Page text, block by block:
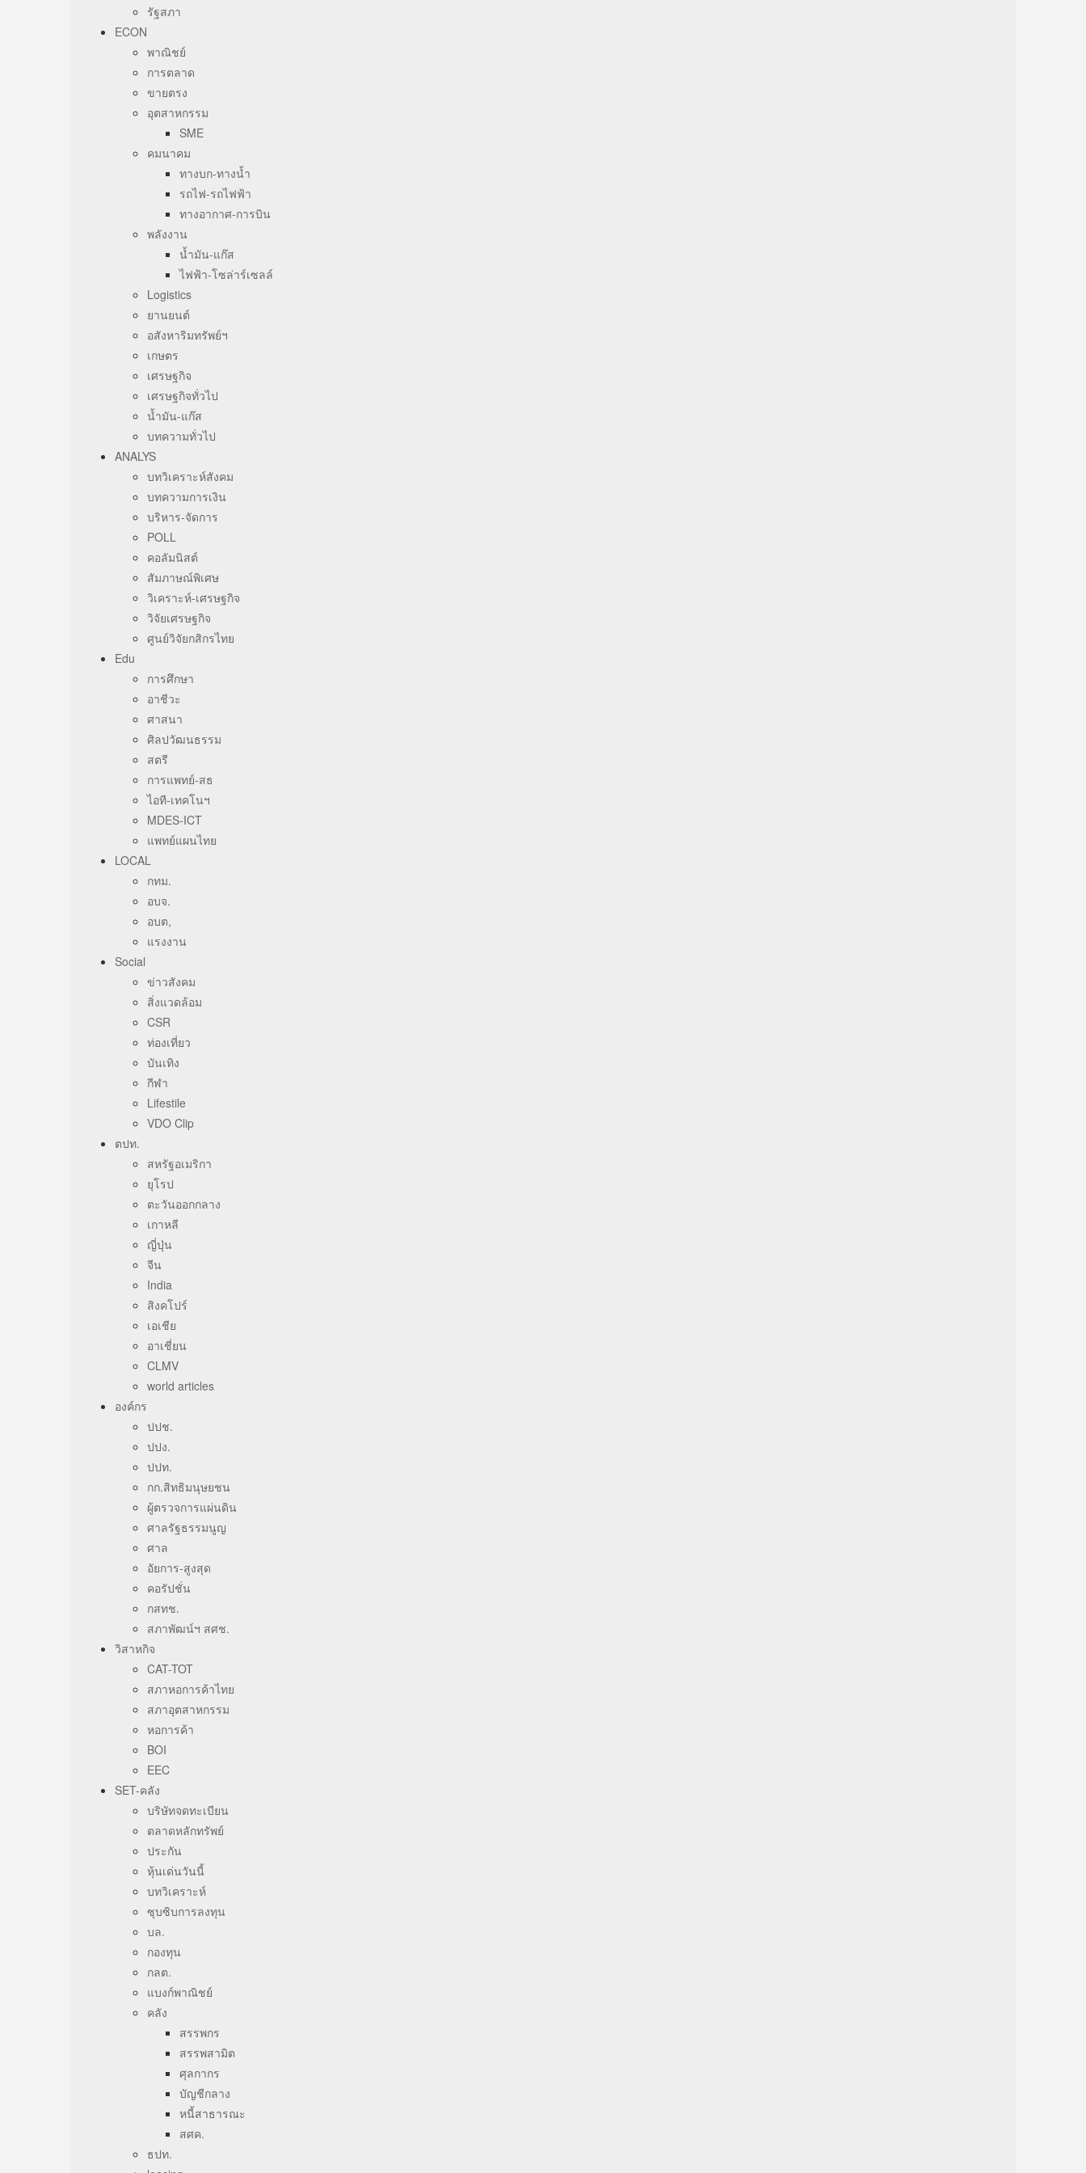
รัฐสภา
ECON
พาณิชย์
การตลาด
ขายตรง
อุตสาหกรรม
SME
คมนาคม
ทางบก-ทางน้ำ
รถไฟ-รถไฟฟ้า
ทางอากาศ-การบิน
พลังงาน
น้ำมัน-แก๊ส
ไฟฟ้า-โซล่าร์เซลล์
Logistics
ยานยนต์
อสังหาริมทรัพย์ฯ
เกษตร
เศรษฐกิจ
เศรษฐกิจทั่วไป
น้ำมัน-แก๊ส
บทความทั่วไป
ANALYS
บทวิเคราะห์สังคม
บทความการเงิน
บริหาร-จัดการ
POLL
คอลัมนิสต์
สัมภาษณ์พิเศษ
วิเคราะห์-เศรษฐกิจ
วิจัยเศรษฐกิจ
ศูนย์วิจัยกสิกรไทย
Edu
การศึกษา
อาชีวะ
ศาสนา
ศิลปวัฒนธรรม
สตรี
การแพทย์-สธ
ไอที-เทคโนฯ
MDES-ICT
แพทย์แผนไทย
LOCAL
กทม.
อบจ.
อบต,
แรงงาน
Social
ข่าวสังคม
สิ่งแวดล้อม
CSR
ท่องเที่ยว
บันเทิง
กีฬา
Lifestile
VDO Clip
ตปท.
สหรัฐอเมริกา
ยุโรป
ตะวันออกกลาง
เกาหลี
ญี่ปุ่น
จีน
India
สิงคโปร์
เอเชีย
อาเชี่ยน
CLMV
world articles
องค์กร
ปปช.
ปปง.
ปปท.
กก.สิทธิมนุษยชน
ผู้ตรวจการแผ่นดิน
ศาลรัฐธรรมนูญ
ศาล
อัยการ-สูงสุด
คอรัปชั่น
กสทช.
สภาพัฒน์ฯ สศช.
วิสาหกิจ
CAT-TOT
สภาหอการค้าไทย
สภาอุตสาหกรรม
หอการค้า
BOI
EEC
SET-คลัง
บริษัทจดทะเบียน
ตลาดหลักทรัพย์
ประกัน
หุ้นเด่นวันนี้
บทวิเคราะห์
ซุบซิบการลงทุน
บล.
กองทุน
กลต.
แบงก์พาณิชย์
คลัง
สรรพกร
สรรพสามิต
ศุลกากร
บัญชีกลาง
หนี้สาธารณะ
สศค.
ธปท.